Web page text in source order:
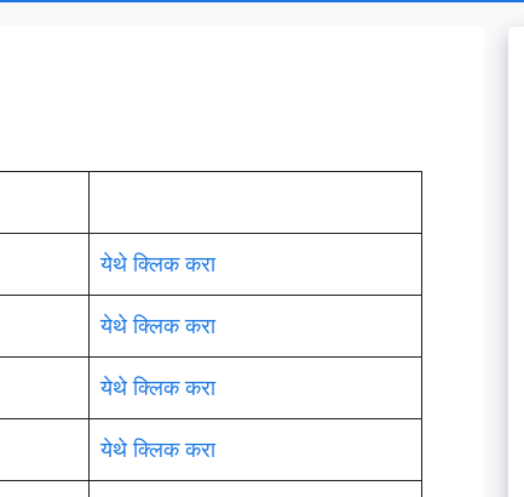
येथे क्लिक करा
येथे क्लिक करा
येथे क्लिक करा
येथे क्लिक करा